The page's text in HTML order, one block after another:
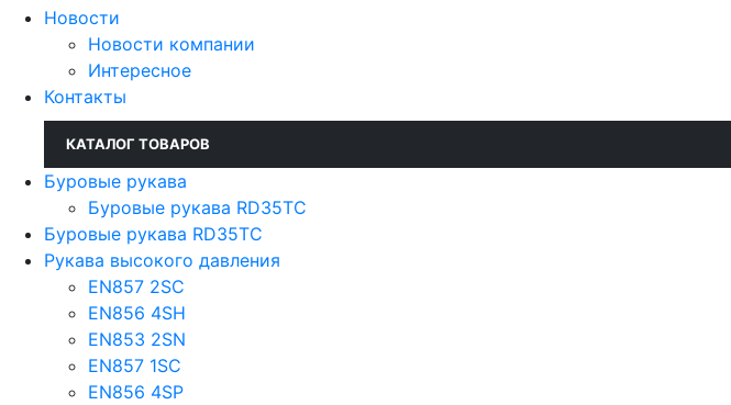
Новости
Новости компании
Интересное
Контакты
КАТАЛОГ ТОВАРОВ
Буровые рукава
Буровые рукава RD35TC
Буровые рукава RD35TC
Рукава высокого давления
EN857 2SС
EN856 4SH
EN853 2SN
EN857 1SC
EN856 4SP